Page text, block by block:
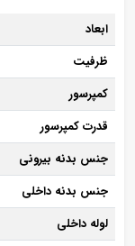
ابعاد
ظرفیت
کمپرسور
قدرت کمپرسور
جنس بدنه بیرونی
جنس بدنه داخلی
لوله داخلی